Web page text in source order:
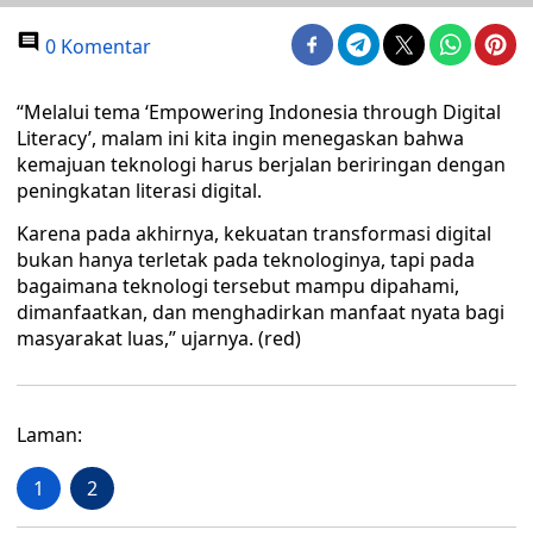
0 Komentar
“Melalui tema ‘Empowering Indonesia through Digital
Literacy’, malam ini kita ingin menegaskan bahwa
kemajuan teknologi harus berjalan beriringan dengan
peningkatan literasi digital.
Karena pada akhirnya, kekuatan transformasi digital
bukan hanya terletak pada teknologinya, tapi pada
bagaimana teknologi tersebut mampu dipahami,
dimanfaatkan, dan menghadirkan manfaat nyata bagi
masyarakat luas,” ujarnya. (red)
Laman:
1 2